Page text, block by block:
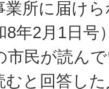
業所に届け
8年2月1日号
市民が読ん
むと回答し